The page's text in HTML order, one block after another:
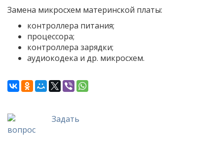
Замена микросхем материнской платы:
контроллера питания;
процессора;
контроллера зарядки;
аудиокодека и др. микросхем.
Задать
вопрос